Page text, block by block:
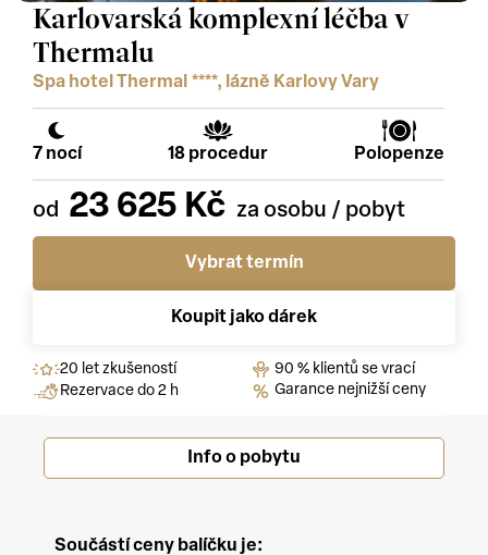
Karlovarská komplexní léčba v
Thermalu
Spa hotel Thermal ****, lázně Karlovy Vary
7 nocí 18 procedur Polopenze
23 625 Kč
Vybrat termín
Koupit jako dárek
20 let zkušeností
Rezervace do 2 h
90 % klientů se vrací
Garance nejnižší ceny
Info o pobytu
Součástí ceny balíčku je: